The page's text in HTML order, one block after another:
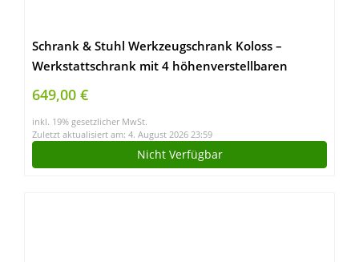
Schrank & Stuhl Werkzeugschrank Koloss –
Werkstattschrank mit 4 höhenverstellbaren
Fachböden, Stahlschrank für Werkzeuge, 195 x
120 x 60 cm (H x B x T), Grau/Anthrazit
649,00 €
inkl. 19% gesetzlicher MwSt.
Zuletzt aktualisiert am: 4. August 2026 23:59
Nicht Verfügbar